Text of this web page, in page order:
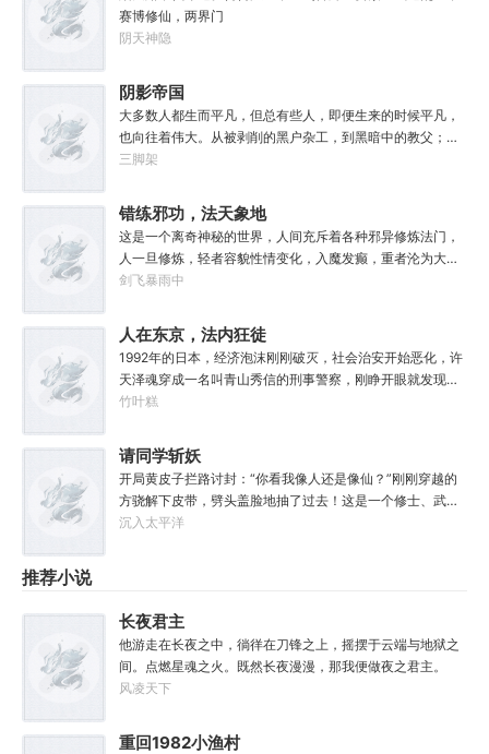
赛博修仙，两界门
阴天神隐
阴影帝国
大多数人都生而平凡，但总有些人，即便生来的时候平凡，
也向往着伟大。从被剥削的黑户杂工，到黑暗中的教父；从
遵守规则的社会底层，到制定规则的幕后皇帝；阳光照耀时
不仅能够和光一样大，甚至还能遮住光！”“我们从不敲诈勒
索任何人，我们赚到的每一分钱，在良心上都能过的去。”如
果有人在夜晚敲响你的房门，他们要么为你带来我的问候，
要么为你的狂妄带来毁灭。至于你会得到什么，这要看你怎
么选，我的朋友！
三脚架
错练邪功，法天象地
这是一个离奇神秘的世界，人间充斥着各种邪异修炼法门，
人一旦修炼，轻者容貌性情变化，入魔发癫，重者沦为大
药，供邪魔采食……段云穿越而来，意外得到一本大药功法
的情况下，让这功法脱胎换骨，玉剑指路，洞穿一切。后来
他学成的功法越来越多，怀揣“达者兼济天下”的理念，段云
从不藏私，传武天下。谁曾想……“段魔头误我！他告诉我这
桩功滋阴壮阳，如今我却只能蹲着尿尿，呜呜......”“这本《七
分归元气》是那魔头教的我，我如今不是被杀就是踩屎，神
万妙宫的仙子本来要举宫飞天的，结果却一夜间入了魔，沦
为妖女，这都是段老魔的手笔！”……段云很是不解，自己不
过练练武，传传功，偶尔法天象地一下，怎么就成了罄竹难
书的魔头了呢？这是污蔑！同样的功法，为什么我就没有问
剑飞暴雨中
人在东京，法内狂徒
1992年的日本，经济泡沫刚刚破灭，社会治安开始恶化，许
天泽魂穿成一名叫青山秀信的刑事警察，刚睁开眼就发现自
己正被五花大绑着……新世纪初有权威杂志称：从90年代开
位传奇人物。对此部分日本国民表示：八嘎！我们宁愿再失
去100年也不想要这个国贼！
竹叶糕
请同学斩妖
开局黄皮子拦路讨封：“你看我像人还是像仙？”刚刚穿越的
方骁解下皮带，劈头盖脸地抽了过去！这是一个修士、武者
和凡人并存，妖魔鬼怪横行的危险世界。幸好方骁带来的物
【……】杀死妖怪就能得到经验，修炼功法可以加点晋升。
方骁由此踏上了一条斩妖除魔、日月换新的逆天之路！
————————“方骁同学，大事不妙，上古妖皇出世
了！”“知道啦，我就去斩了它！”
沉入太平洋
推荐小说
长夜君主
他游走在长夜之中，徜徉在刀锋之上，摇摆于云端与地狱之
间。点燃星魂之火。既然长夜漫漫，那我便做夜之君主。
风凌天下
重回1982小渔村